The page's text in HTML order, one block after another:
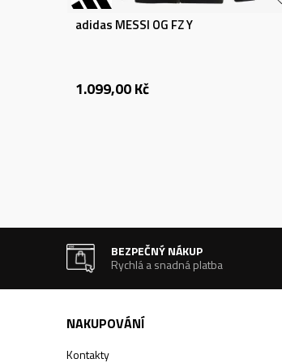
adidas MESSI OG FZ Y
1.099,00Kč
BEZPEČNÝ NÁKUP
Rychlá a snadná platba
NAKUPOVÁNÍ
Kontakty